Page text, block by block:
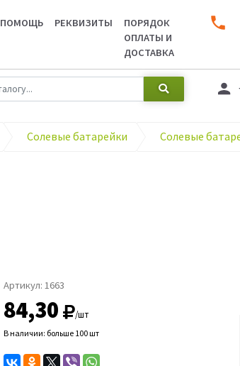
ПОМОЩЬ РЕКВИЗИТЫ
ПОРЯДОК
ОПЛАТЫ И
ДОСТАВКА
Солевые батарейки
Артикул: 1663
84,30 /шт
В наличии: больше 100 шт